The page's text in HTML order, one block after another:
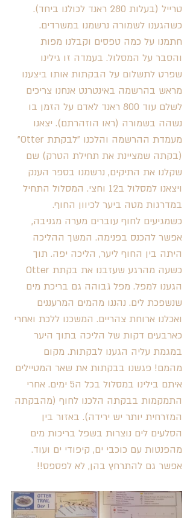
טרייל (בעלות 280 ראנד לכולנו ביחד).
כשהגענו לשמורה נרשמנו במשרדים.
חתמנו על כמה טפסים וקבלנו מפות
והסבר על המסלול. בעמדה זו גילינו
שפרט לתשלום על הבקתות אותו ביצענו
מראש בהרשמה באינטרנט אנחנו צריכים
לשלם עוד 800 ראנד לאדם על הזמן בו
נשהה בשמורה (ראו הוזהרתם). יצאנו
מעמדת ההרשמה והלכנו ״לבקתת Otter״
(בקתה שמציינת את תחילת הטרק) שם
שקלנו את התיקים, נרשמנו בספר הענק
ויצאנו למסלול ב12 וחצי. המסלול התחיל
במדרגות מטה ביער לכיוון החוף.
כשמגיעים לחוף עוברים מערה מגניבה,
אפשר להכנס בפנימה. המשך ההליכה
היתה בין החוף ליער, הליכה יפה. תוך
הגענו למפל. מפל גבוהה גם בריכת מים
שנשפכת לים. נהננו מהמים המרעננים
ואכלנו ארוחת צהריים. המשכנו ללכת ואחרי
כארבעים דקות של הליכה בתוך היער
במגמת עליה הגענו לבקתות. מקום
מהמם! פגשנו בבקתות את שאר המטיילים
איתם בילינו במסלול בכל ה5 ימים. אחרי
התמקמות בבקתה הלכנו לחוף (מהבקתה
המזרחית יותר יש ירידה). באזור בין
הסלעים לים נוצרות בשפל בריכות מים
מהפנטות עם כוכבי ים, קיפודי ים ועוד.
אפשר גם להתרחץ בהן, לא לפספס!!